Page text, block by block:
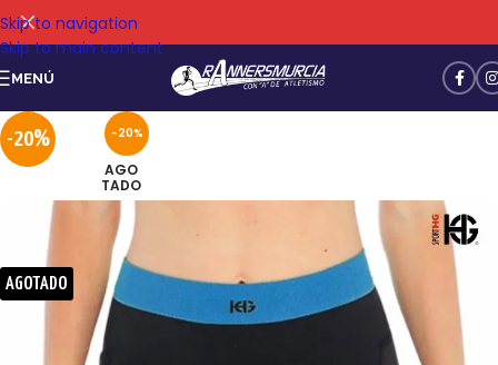
Skip to navigation
Skip to main content
MENÚ
-20%
AGO
TADO
-20%
AGOTADO